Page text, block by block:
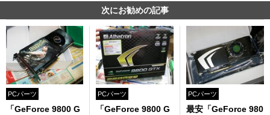
次にお勧めの記事
PCパーツ
「GeForce 9800 G
PCパーツ
「GeForce 9800 G
PCパーツ
最安「GeForce 980